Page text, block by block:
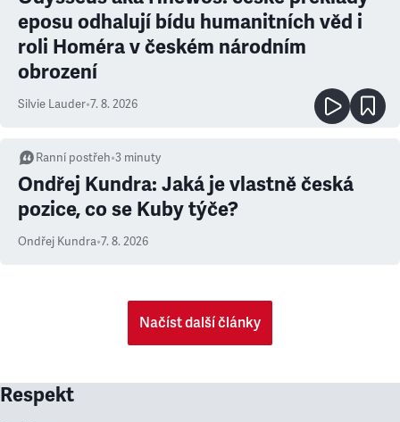
eposu odhalují bídu humanitních věd i
roli Homéra v českém národním
obrození
Silvie Lauder•7. 8. 2026
Ranní postřeh•3 minuty
Ondřej Kundra: Jaká je vlastně česká
pozice, co se Kuby týče?
Ondřej Kundra•7. 8. 2026
Načíst další články
Respekt